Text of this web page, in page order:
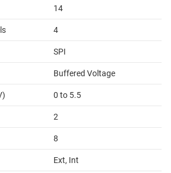
14
4
SPI
Buffered Voltage
0 to 5.5
2
8
Ext, Int